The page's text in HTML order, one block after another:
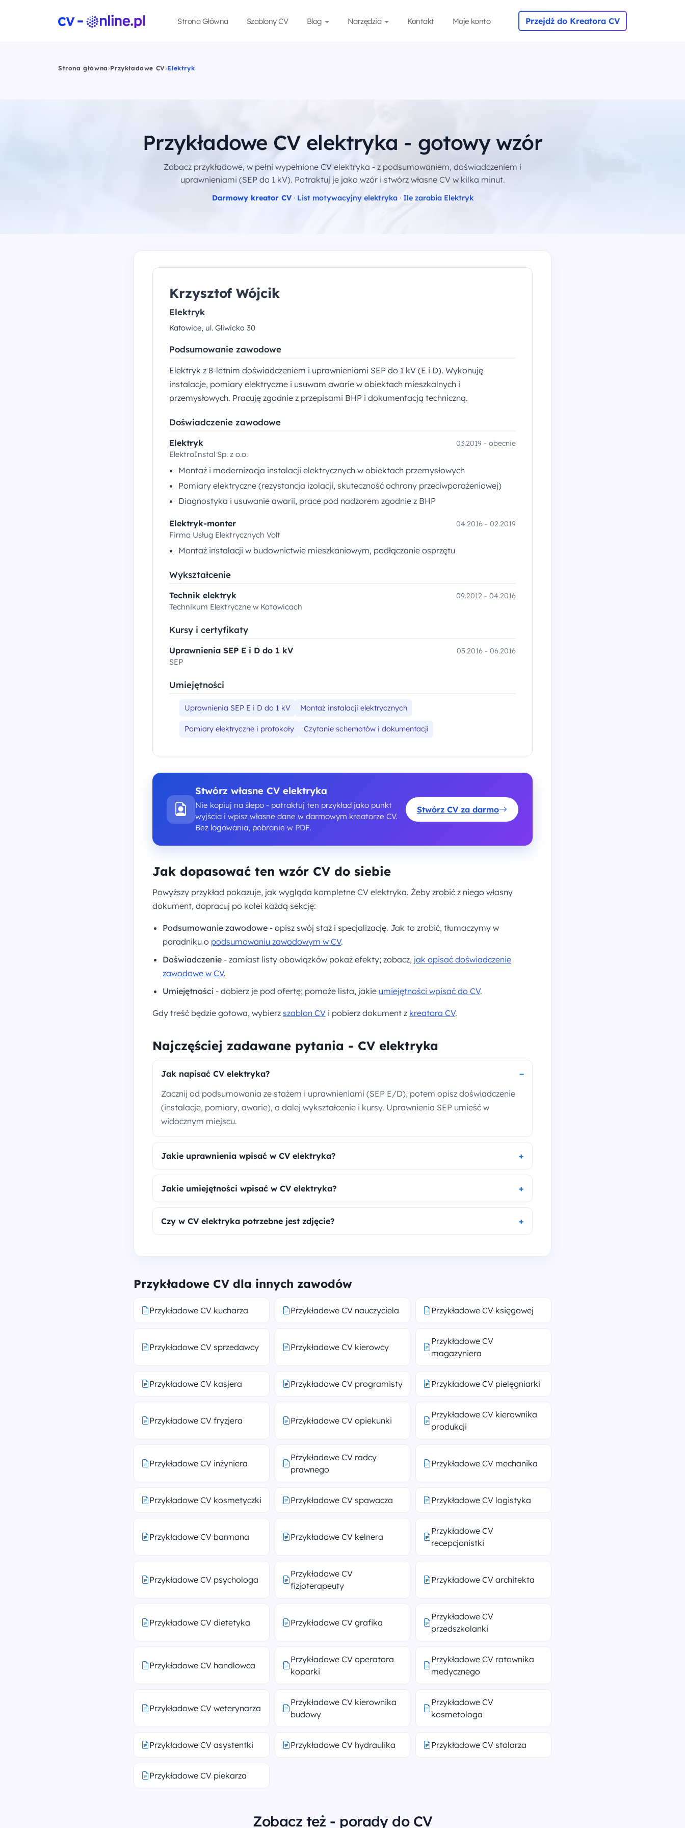
Strona Główna Szablony CV Blog Narzędzia Kontakt Moje konto Przejdź do Kreatora CV
Strona główna›Przykładowe CV›Elektryk
Przykładowe CV elektryka - gotowy wzór
Zobacz przykładowe, w pełni wypełnione CV elektryka - z podsumowaniem, doświadczeniem i
uprawnieniami (SEP do 1 kV). Potraktuj je jako wzór i stwórz własne CV w kilka minut.
Darmowy kreator CV · List motywacyjny elektryka · Ile zarabia Elektryk
Krzysztof Wójcik
Elektryk
Katowice, ul. Gliwicka 30
Podsumowanie zawodowe
Elektryk z 8-letnim doświadczeniem i uprawnieniami SEP do 1 kV (E i D). Wykonuję
instalacje, pomiary elektryczne i usuwam awarie w obiektach mieszkalnych i
przemysłowych. Pracuję zgodnie z przepisami BHP i dokumentacją techniczną.
Doświadczenie zawodowe
Elektryk 03.2019 - obecnie
ElektroInstal Sp. z o.o.
Montaż i modernizacja instalacji elektrycznych w obiektach przemysłowych
Pomiary elektryczne (rezystancja izolacji, skuteczność ochrony przeciwporażeniowej)
Diagnostyka i usuwanie awarii, prace pod nadzorem zgodnie z BHP
Elektryk-monter 04.2016 - 02.2019
Firma Usług Elektrycznych Volt
Montaż instalacji w budownictwie mieszkaniowym, podłączanie osprzętu
Wykształcenie
Technik elektryk 09.2012 - 04.2016
Technikum Elektryczne w Katowicach
Kursy i certyfikaty
Uprawnienia SEP E i D do 1 kV 05.2016 - 06.2016
SEP
Umiejętności
Uprawnienia SEP E i D do 1 kV Montaż instalacji elektrycznych
Pomiary elektryczne i protokoły Czytanie schematów i dokumentacji
Stwórz własne CV elektryka
Nie kopiuj na ślepo - potraktuj ten przykład jako punkt
wyjścia i wpisz własne dane w darmowym kreatorze CV.
Bez logowania, pobranie w PDF.
Stwórz CV za darmo
Jak dopasować ten wzór CV do siebie
Powyższy przykład pokazuje, jak wygląda kompletne CV elektryka. Żeby zrobić z niego własny
dokument, dopracuj po kolei każdą sekcję:
Podsumowanie zawodowe - opisz swój staż i specjalizację. Jak to zrobić, tłumaczymy w
poradniku o podsumowaniu zawodowym w CV.
Doświadczenie - zamiast listy obowiązków pokaż efekty; zobacz, jak opisać doświadczenie
zawodowe w CV.
Umiejętności - dobierz je pod ofertę; pomoże lista, jakie umiejętności wpisać do CV.
Gdy treść będzie gotowa, wybierz szablon CV i pobierz dokument z kreatora CV.
Najczęściej zadawane pytania - CV elektryka
Jak napisać CV elektryka?
Zacznij od podsumowania ze stażem i uprawnieniami (SEP E/D), potem opisz doświadczenie
(instalacje, pomiary, awarie), a dalej wykształcenie i kursy. Uprawnienia SEP umieść w
widocznym miejscu.
Jakie uprawnienia wpisać w CV elektryka?
Jakie umiejętności wpisać w CV elektryka?
Czy w CV elektryka potrzebne jest zdjęcie?
Przykładowe CV dla innych zawodów
Przykładowe CV kucharza Przykładowe CV nauczyciela Przykładowe CV księgowej
Przykładowe CV sprzedawcy Przykładowe CV kierowcy
Przykładowe CV
magazyniera
Przykładowe CV kasjera Przykładowe CV programisty Przykładowe CV pielęgniarki
Przykładowe CV fryzjera Przykładowe CV opiekunki
Przykładowe CV kierownika
produkcji
Przykładowe CV inżyniera
Przykładowe CV radcy
prawnego
Przykładowe CV mechanika
Przykładowe CV kosmetyczki Przykładowe CV spawacza Przykładowe CV logistyka
Przykładowe CV barmana Przykładowe CV kelnera
Przykładowe CV
recepcjonistki
Przykładowe CV psychologa
Przykładowe CV
fizjoterapeuty
Przykładowe CV architekta
Przykładowe CV dietetyka Przykładowe CV grafika
Przykładowe CV
przedszkolanki
Przykładowe CV handlowca
Przykładowe CV operatora
koparki
Przykładowe CV ratownika
medycznego
Przykładowe CV weterynarza
Przykładowe CV kierownika
budowy
Przykładowe CV
kosmetologa
Przykładowe CV asystentki Przykładowe CV hydraulika Przykładowe CV stolarza
Przykładowe CV piekarza
Zobacz też - porady do CV